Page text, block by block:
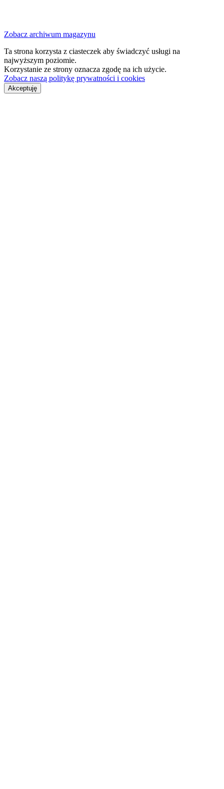
Zobacz archiwum magazynu
Ta strona korzysta z ciasteczek aby świadczyć usługi na
najwyższym poziomie.
Korzystanie ze strony oznacza zgodę na ich użycie.
Zobacz naszą politykę prywatności i cookies
Akceptuję